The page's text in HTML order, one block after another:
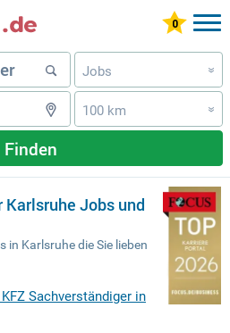
Jobs »
100 km »
Finden
Karlsruhe Jobs und
in Karlsruhe die Sie lieben
Sachverständiger in